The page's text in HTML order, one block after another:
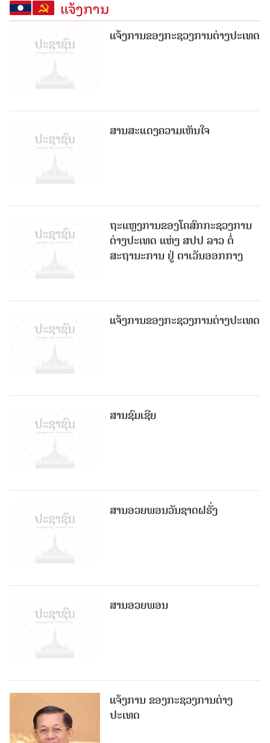
ແຈ້ງການ
ແຈ້ງການຂອງກະຊວງການຕ່າງປະເທດ
ສານສະແດງຄວາມເຫັນໃຈ
ຖະແຫຼງການຂອງໂຄສົກກະຊວງການ
ຕ່າງປະເທດ ແຫ່ງ ສປປ ລາວ ຕໍ່
ສະຖານະການ ຢູ່ ຕາເວັນອອກກາງ
ແຈ້ງການຂອງກະຊວງການຕ່າງປະເທດ
ສານຊົມເຊີຍ
ສານອວຍພອນວັນຊາດຝຣັ່ງ
ສານອວຍພອນ
ແຈ້ງການ ຂອງກະຊວງການຕ່າງ
ປະເທດ